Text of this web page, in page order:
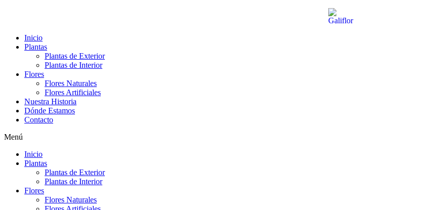
Inicio
Plantas
Plantas de Exterior
Plantas de Interior
Flores
Flores Naturales
Flores Artificiales
Nuestra Historia
Dónde Estamos
Contacto
Menú
Inicio
Plantas
Plantas de Exterior
Plantas de Interior
Flores
Flores Naturales